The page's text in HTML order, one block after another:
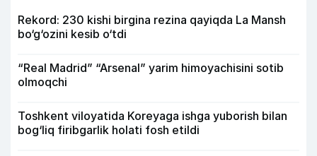
Rekord: 230 kishi birgina rezina qayiqda La Mansh
bo‘g‘ozini kesib o‘tdi
“Real Madrid” “Arsenal” yarim himoyachisini sotib
olmoqchi
Toshkent viloyatida Koreyaga ishga yuborish bilan
bog‘liq firibgarlik holati fosh etildi